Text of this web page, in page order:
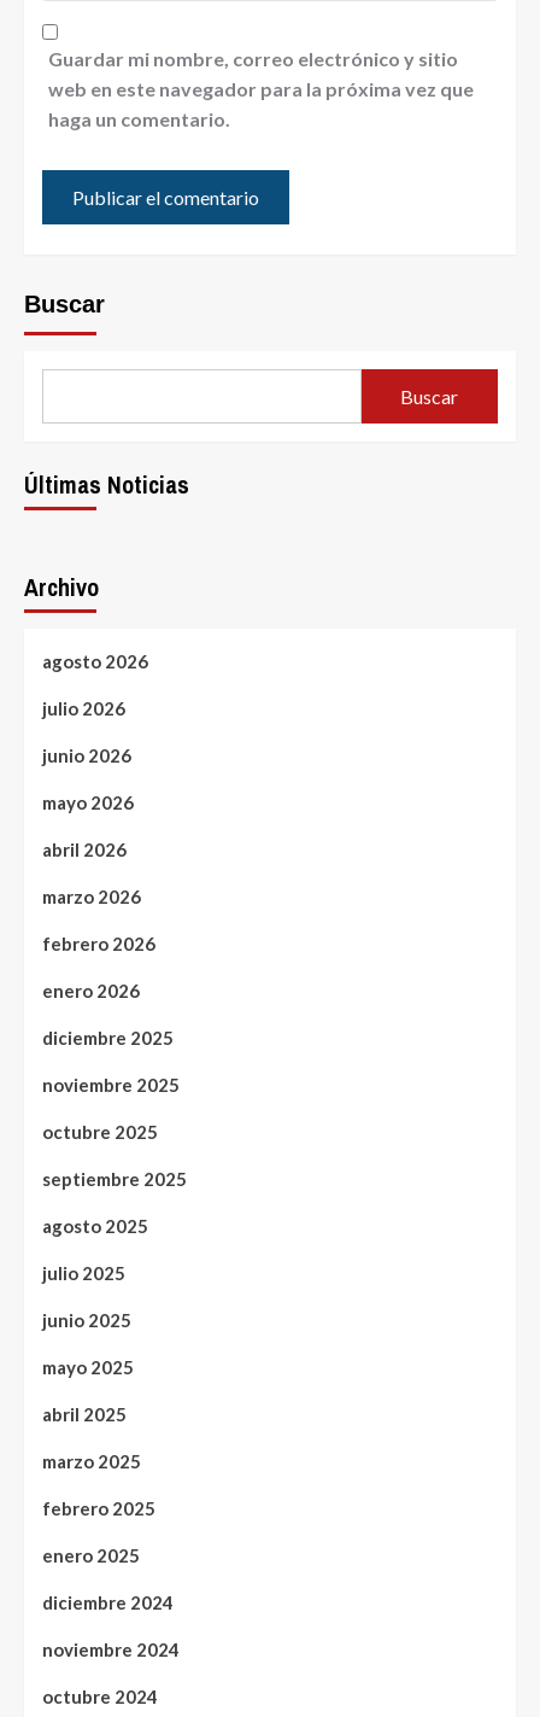
Guardar mi nombre, correo electrónico y sitio
web en este navegador para la próxima vez que
haga un comentario.
Buscar
Buscar
Últimas Noticias
Archivo
agosto 2026
julio 2026
junio 2026
mayo 2026
abril 2026
marzo 2026
febrero 2026
enero 2026
diciembre 2025
noviembre 2025
octubre 2025
septiembre 2025
agosto 2025
julio 2025
junio 2025
mayo 2025
abril 2025
marzo 2025
febrero 2025
enero 2025
diciembre 2024
noviembre 2024
octubre 2024